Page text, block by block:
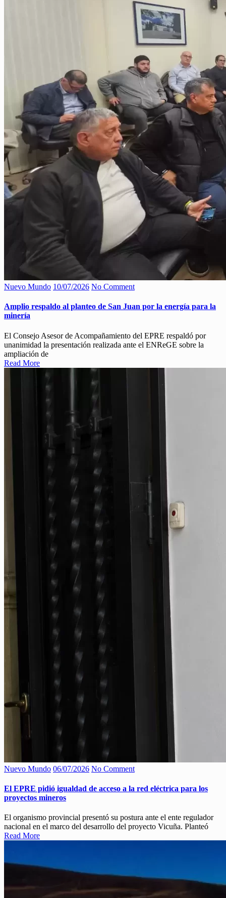
Nuevo Mundo 10/07/2026 No Comment
Amplio respaldo al planteo de San Juan por la energía para la
minería
El Consejo Asesor de Acompañamiento del EPRE respaldó por
unanimidad la presentación realizada ante el ENReGE sobre la
ampliación de
Read More
Nuevo Mundo 06/07/2026 No Comment
El EPRE pidió igualdad de acceso a la red eléctrica para los
proyectos mineros
El organismo provincial presentó su postura ante el ente regulador
nacional en el marco del desarrollo del proyecto Vicuña. Planteó
Read More